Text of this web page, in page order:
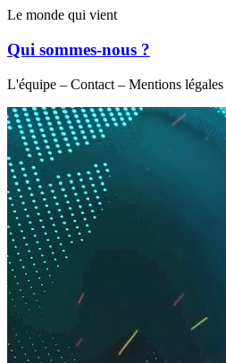
Le monde qui vient
Qui sommes-nous ?
L'équipe – Contact – Mentions légales